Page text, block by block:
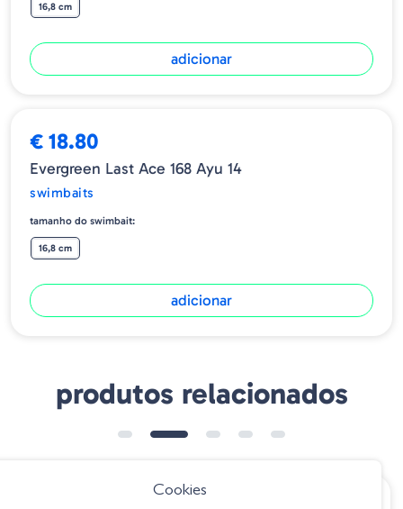
16,8 cm
adicionar
€ 18.80
Evergreen Last Ace 168 Ayu 14
swimbaits
tamanho do swimbait:
16,8 cm
adicionar
produtos relacionados
Cookies